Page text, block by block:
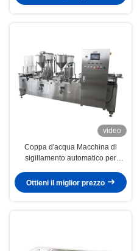
video
Coppa d'acqua Macchina di
sigillamento automatico per
Ottieni il miglior prezzo